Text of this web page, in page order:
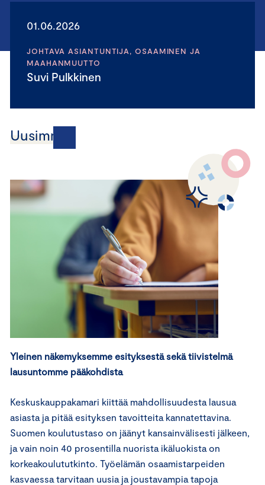
01.06.2026
JOHTAVA ASIANTUNTIJA, OSAAMINEN JA
MAAHANMUUTTO
Suvi Pulkkinen
Uusimmat
Yleinen näkemyksemme esityksestä sekä tiivistelmä
lausuntomme pääkohdista
Keskuskauppakamari kiittää mahdollisuudesta lausua
asiasta ja pitää esityksen tavoitteita kannatettavina.
Suomen koulutustaso on jäänyt kansainvälisesti jälkeen,
ja vain noin 40 prosentilla nuorista ikäluokista on
korkeakoulututkinto. Työelämän osaamistarpeiden
kasvaessa tarvitaan uusia ja joustavampia tapoja